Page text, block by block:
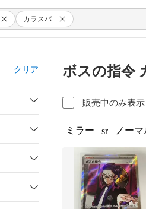
カラスバ
クリア ボスの指令
販売中のみ表示
ミラー sr ノーマ